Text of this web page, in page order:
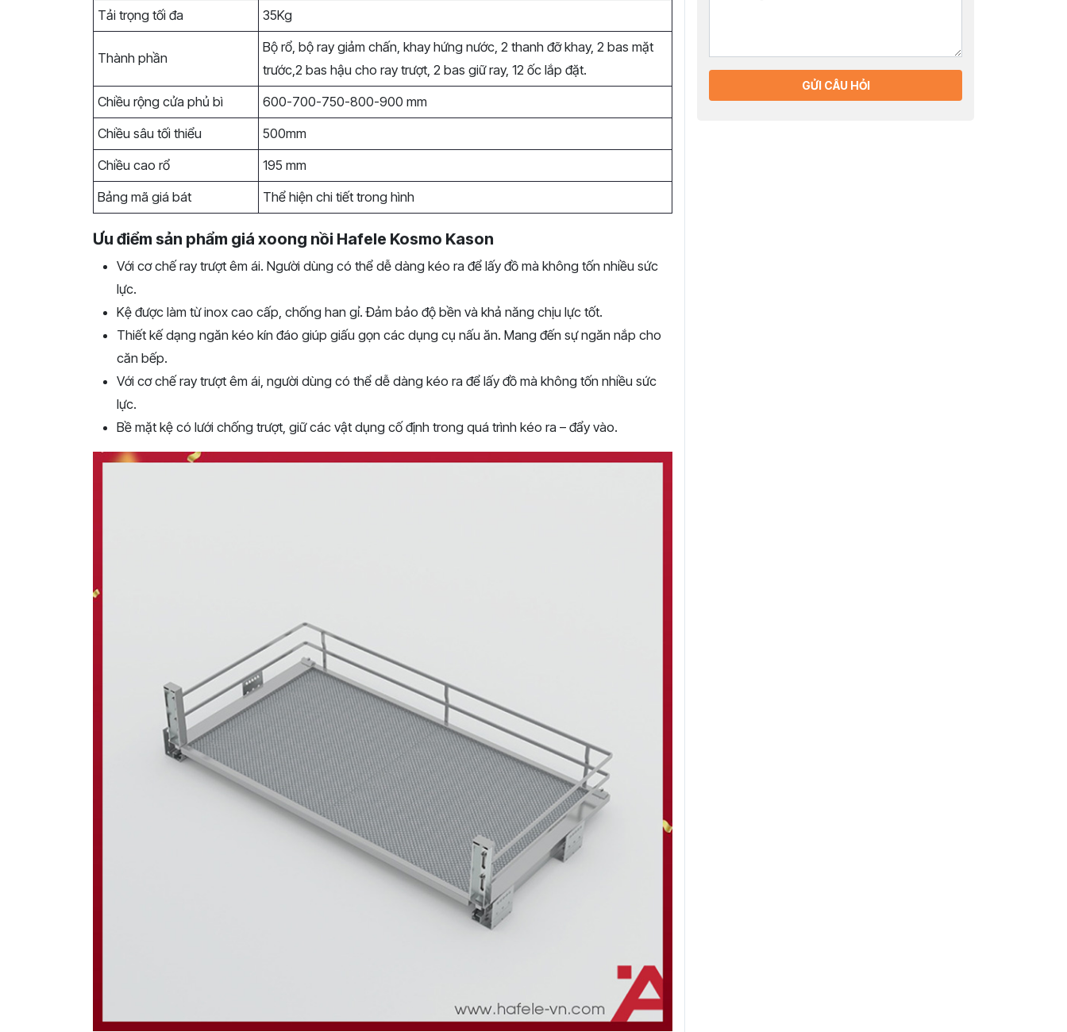
Tải trọng tối đa
35Kg
Thành phần
Bộ rổ, bộ ray giảm chấn, khay hứng nước, 2 thanh đỡ khay, 2 bas mặt
trước,2 bas hậu cho ray trượt, 2 bas giữ ray, 12 ốc lắp đặt.
Chiều rộng cửa phủ bì
600-700-750-800-900 mm
Chiều sâu tối thiểu
500mm
Chiều cao rổ
195 mm
Bảng mã giá bát
Thể hiện chi tiết trong hình
Ưu điểm sản phẩm giá xoong nồi Hafele Kosmo Kason
Với cơ chế ray trượt êm ái. Người dùng có thể dễ dàng kéo ra để lấy đồ mà không tốn nhiều sức
lực.
Kệ được làm từ inox cao cấp, chống han gỉ. Đảm bảo độ bền và khả năng chịu lực tốt.
Thiết kế dạng ngăn kéo kín đáo giúp giấu gọn các dụng cụ nấu ăn. Mang đến sự ngăn nắp cho
căn bếp.
Với cơ chế ray trượt êm ái, người dùng có thể dễ dàng kéo ra để lấy đồ mà không tốn nhiều sức
lực.
Bề mặt kệ có lưới chống trượt, giữ các vật dụng cố định trong quá trình kéo ra – đẩy vào.
GỬI CÂU HỎI